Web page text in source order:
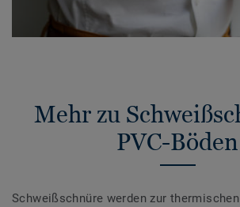
Mehr zu
PVC-Böden
Schweißschnüre werden zur